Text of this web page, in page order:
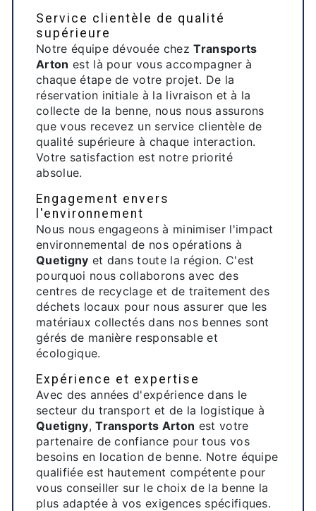
Service clientèle de qualité
supérieure
Notre équipe dévouée chezTransports
Arton est là pour vous accompagner à
chaque étape de votre projet. De la
réservation initiale à la livraison et à la
collecte de la benne, nous nous assurons
que vous recevez un service clientèle de
qualité supérieure à chaque interaction.
Votre satisfaction est notre priorité
absolue.
Engagement envers
l'environnement
Nous nous engageons à minimiser l'impact
environnemental de nos opérations à
Quetigny et dans toute la région. C'est
pourquoi nous collaborons avec des
centres de recyclage et de traitement des
déchets locaux pour nous assurer que les
matériaux collectés dans nos bennes sont
gérés de manière responsable et
écologique.
Expérience et expertise
Avec des années d'expérience dans le
secteur du transport et de la logistique à
Quetigny,Transports Arton est votre
partenaire de confiance pour tous vos
besoins en location de benne. Notre équipe
qualifiée est hautement compétente pour
vous conseiller sur le choix de la benne la
plus adaptée à vos exigences spécifiques.